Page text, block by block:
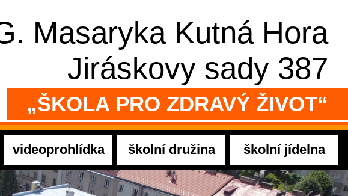
Masaryka Kutná Hora
Jiráskovy sady 387
„ŠKOLA PRO ZDRAVÝ ŽIVOT“
videoprohlídka školní družina školní jídelna